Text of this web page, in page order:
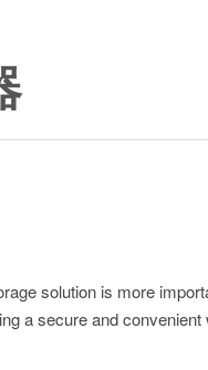
solution is more
a secure and